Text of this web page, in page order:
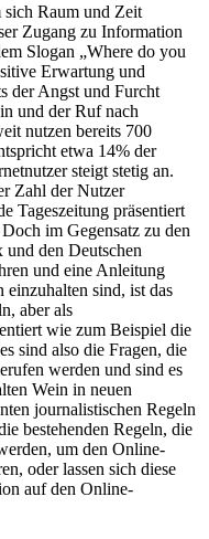
Raum und Zeit
Zugang zu Information
Slogan „Where do you
Erwartung und
der Angst und Furcht
und der Ruf nach
nutzen bereits 700
etwa 14% der
steigt stetig an.
Zahl der Nutzer
Tageszeitung präsentiert
im Gegensatz zu den
und den Deutschen
und eine Anleitung
einzuhalten sind, ist das
aber als
wie zum Beispiel die
sind also die Fragen, die
werden und sind es
Wein in neuen
journalistischen Regeln
bestehenden Regeln, die
um den Online-
oder lassen sich diese
auf den Online-